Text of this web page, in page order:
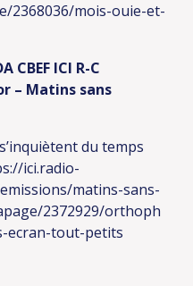
2368036/mois-ouie-et-
CBEF ICI R-C
– Matins sans
du temps
ici.radio-
matins-sans-
2372929/orthoph
ecran-tout-petits